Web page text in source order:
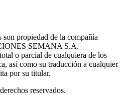
son propiedad de la compañía
SEMANA S.A.
o parcial de cualquiera de los
así como su traducción a cualquier
por su titular.
reservados.